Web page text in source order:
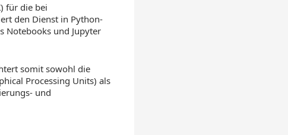
für die bei
den Dienst in Python-
Notebooks und Jupyter
somit sowohl die
Processing Units) als
und